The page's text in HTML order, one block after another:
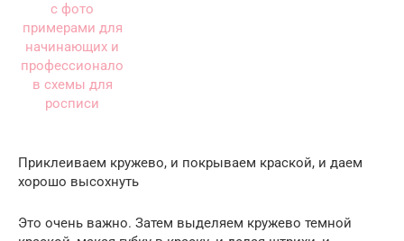
Приклеиваем кружево, и покрываем краской, и даем
хорошо высохнуть
Это очень важно. Затем выделяем кружево темной